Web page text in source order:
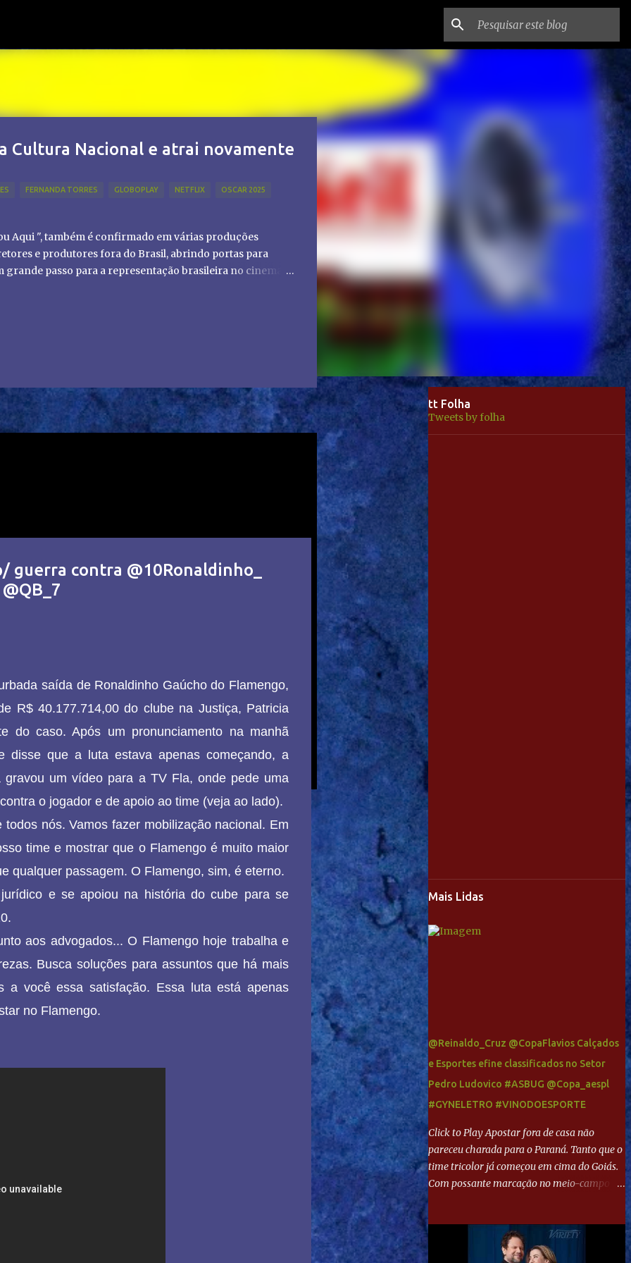
Cultura Nacional e atrai novamente
FERNANDA TORRES GLOBOPLAY NETFLIX OSCAR 2025
Aqui ", também é confirmado em várias produções
e produtores fora do Brasil, abrindo portas para
passo para a representação brasileira no cinema
guerra contra @10Ronaldinho_
saída de Ronaldinho Gaúcho do Flamengo,
R$ 40.177.714,00 do clube na Justiça, Patricia
do caso. Após um pronunciamento na manhã
disse que a luta estava apenas começando, a
gravou um vídeo para a TV Fla, onde pede uma
o jogador e de apoio ao time (veja ao lado).
nós. Vamos fazer mobilização nacional. Em
time e mostrar que o Flamengo é muito maior
qualquer passagem. O Flamengo, sim, é eterno.
e se apoiou na história do cube para se
aos advogados... O Flamengo hoje trabalha e
Busca soluções para assuntos que há mais
a você essa satisfação. Essa luta está apenas
no Flamengo.
tt Folha
Tweets by folha
Mais Lidas
@Reinaldo_Cruz @CopaFlavios Calçados
e Esportes efine classificados no Setor
Pedro Ludovico #ASBUG @Copa_aespl
#GYNELETRO #VINODOESPORTE
Click to Play Apostar fora de casa não
pareceu charada para o Paraná. Tanto que o
time tricolor já começou em cima do Goiás.
Com possante marcação no meio-campo e
direita, invadiu a área e bateu cruzado no
canto, sem chance para Harlei. Tal qual o